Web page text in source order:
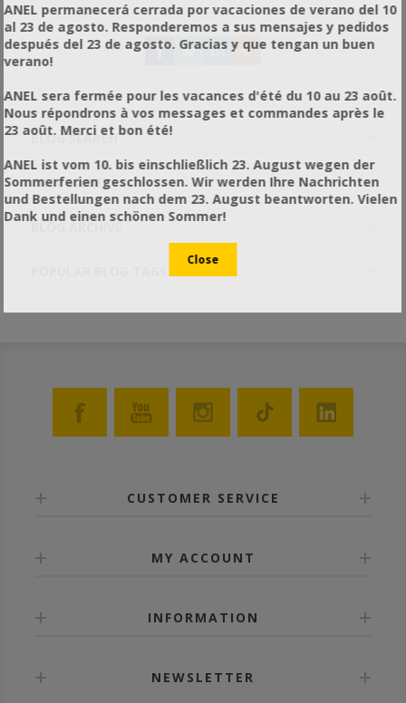
BLOG SEARCH
CATEGORIES
BLOG ARCHIVE
CUSTOMER SERVICE
MY ACCOUNT
INFORMATION
NEWSLETTER
ANEL permanecerá cerrada por vacaciones de verano del 10
al 23 de agosto. Responderemos a sus mensajes y pedidos
después del 23 de agosto. Gracias y que tengan un buen
verano!
ANEL sera fermée pour les vacances d'été du 10 au 23 août.
Nous répondrons à vos messages et commandes après le
23 août. Merci et bon été!
ANEL ist vom 10. bis einschließlich 23. August wegen der
Sommerferien geschlossen. Wir werden Ihre Nachrichten
und Bestellungen nach dem 23. August beantworten. Vielen
Dank und einen schönen Sommer!